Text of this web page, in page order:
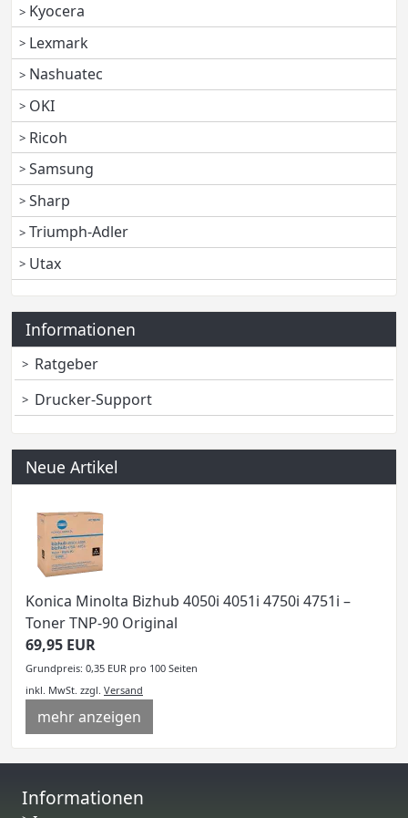
Kyocera
Lexmark
Nashuatec
OKI
Ricoh
Samsung
Sharp
Triumph-Adler
Utax
Informationen
Ratgeber
Drucker-Support
Neue Artikel
Konica Minolta Bizhub 4050i 4051i 4750i 4751i –
Toner TNP-90 Original
69,95 EUR
Grundpreis: 0,35 EUR pro 100 Seiten
inkl. MwSt. zzgl. Versand
mehr anzeigen
Informationen